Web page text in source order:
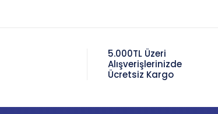
5.000TL Üzeri
Alışverişlerinizde
Ücretsiz Kargo